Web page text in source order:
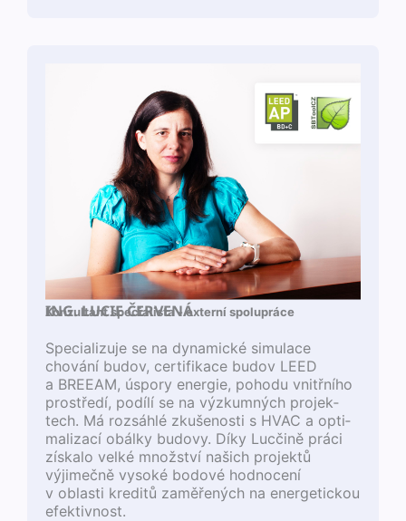
ING. LUCIE ČERVENÁ
Konzul­tant spe­cial­ista- externí spolupráce
Spe­cial­izu­je se na dynam­ické sim­u­lace
chování budov, cer­ti­fikace budov LEED
a BREEAM, úspory energie, poho­du vnitřního
prostředí, podílí se na výzkum­ných pro­jek­
tech. Má rozsáh­lé zkušenos­ti s HVAC a opti­
mal­iza­cí obálky budovy. Díky Lucčině prá­ci
získa­lo velké množství našich pro­jek­tů
výjimečně vysoké bodové hod­no­cení
v oblasti kred­itů zaměřených na ener­get­ick­ou
efektivnost.